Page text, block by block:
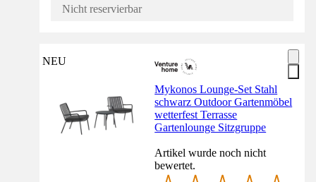
Nicht reservierbar
NEU
Mykonos Lounge-Set Stahl
schwarz Outdoor Gartenmöbel
wetterfest Terrasse
Gartenlounge Sitzgruppe
Artikel wurde noch nicht
bewertet.